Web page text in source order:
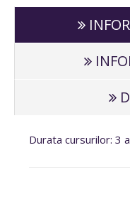
Durata cursurilor: 3